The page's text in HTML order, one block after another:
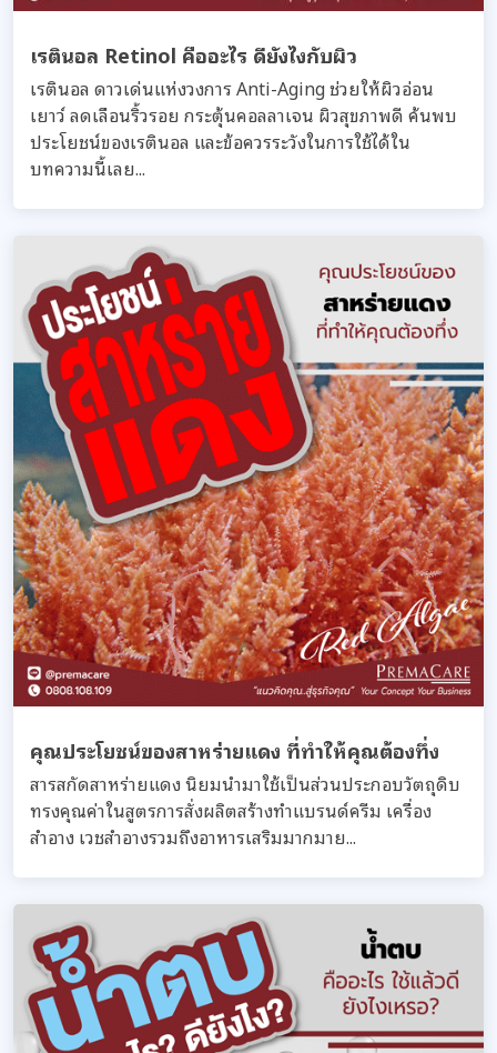
เรตินอล Retinol คืออะไร ดียังไงกับผิว
เรตินอล ดาวเด่นแห่งวงการ Anti-Aging ช่วยให้ผิวอ่อน
เยาว์ ลดเลือนริ้วรอย กระตุ้นคอลลาเจน ผิวสุขภาพดี ค้นพบ
ประโยชน์ของเรตินอล และข้อควรระวังในการใช้ได้ใน
บทความนี้เลย...
คุณประโยชน์ของสาหร่ายแดง ที่ทำให้คุณต้องทึ่ง
สารสกัดสาหร่ายแดง นิยมนำมาใช้เป็นส่วนประกอบวัตถุดิบ
ทรงคุณค่าในสูตรการสั่งผลิตสร้างทำแบรนด์ครีม เครื่อง
สำอาง เวชสำอางรวมถึงอาหารเสริมมากมาย...